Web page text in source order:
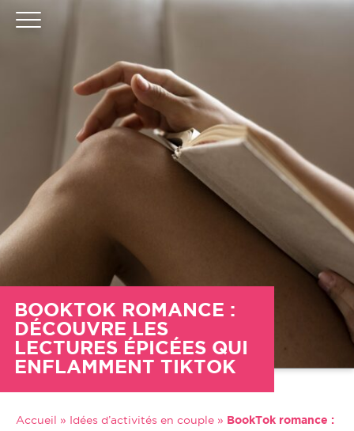
BOOKTOK ROMANCE :
DÉCOUVRE LES
LECTURES ÉPICÉES QUI
ENFLAMMENT TIKTOK
Accueil » Idées d’activités en couple » BookTok romance :